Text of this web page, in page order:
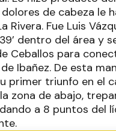
de cabeza le
Rivera. Fue Luis
dentro del área y
Ceballos para
Ibañez. De esta
primer triunfo en el
zona de abajo,
a 8 puntos del